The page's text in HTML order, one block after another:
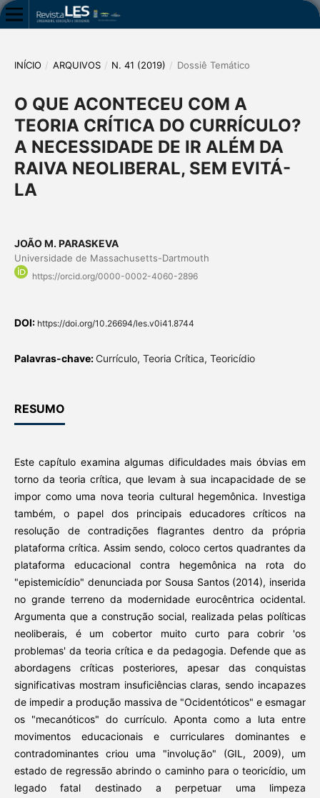
INÍCIO / ARQUIVOS / N. 41 (2019) / Dossiê Temático
O QUE ACONTECEU COM A
TEORIA CRÍTICA DO CURRÍCULO?
A NECESSIDADE DE IR ALÉM DA
RAIVA NEOLIBERAL, SEM EVITÁ-
LA
JOÃO M. PARASKEVA
Universidade de Massachusetts-Dartmouth
https://orcid.org/0000-0002-4060-2896
DOI: https://doi.org/10.26694/les.v0i41.8744
Palavras-chave: Currículo, Teoria Crítica, Teoricídio
RESUMO
Este capítulo examina algumas dificuldades mais óbvias em
torno da teoria crítica, que levam à sua incapacidade de se
impor como uma nova teoria cultural hegemônica. Investiga
também, o papel dos principais educadores críticos na
resolução de contradições flagrantes dentro da própria
plataforma crítica. Assim sendo, coloco certos quadrantes da
plataforma educacional contra hegemônica na rota do
"epistemicídio" denunciada por Sousa Santos (2014), inserida
no grande terreno da modernidade eurocêntrica ocidental.
Argumenta que a construção social, realizada pelas políticas
neoliberais, é um cobertor muito curto para cobrir 'os
problemas' da teoria crítica e da pedagogia. Defende que as
abordagens críticas posteriores, apesar das conquistas
significativas mostram insuficiências claras, sendo incapazes
de impedir a produção massiva de "Ocidentóticos" e esmagar
os "mecanóticos" do currículo. Aponta como a luta entre
movimentos educacionais e curriculares dominantes e
contradominantes criou uma "involução" (GIL, 2009), um
estado de regressão abrindo o caminho para o teoricídio, um
legado fatal destinado a perpetuar uma limpeza